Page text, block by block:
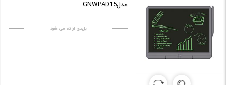
مدلGNWPAD15
بزودی ارائه می شود